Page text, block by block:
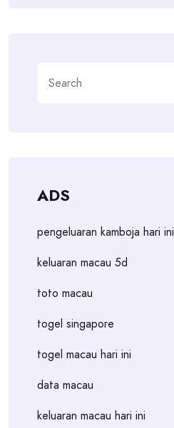
for:
ADS
pengeluaran kamboja hari ini
keluaran macau 5d
toto macau
togel singapore
togel macau hari ini
data macau
keluaran macau hari ini